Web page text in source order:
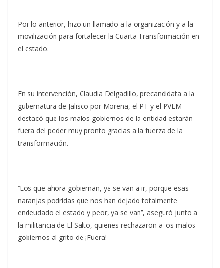
Por lo anterior, hizo un llamado a la organización y a la
movilización para fortalecer la Cuarta Transformación en
el estado.
En su intervención, Claudia Delgadillo, precandidata a la
gubernatura de Jalisco por Morena, el PT y el PVEM
destacó que los malos gobiernos de la entidad estarán
fuera del poder muy pronto gracias a la fuerza de la
transformación.
‘’Los que ahora gobiernan, ya se van a ir, porque esas
naranjas podridas que nos han dejado totalmente
endeudado el estado y peor, ya se van’’, aseguró junto a
la militancia de El Salto, quienes rechazaron a los malos
gobiernos al grito de ¡Fuera!